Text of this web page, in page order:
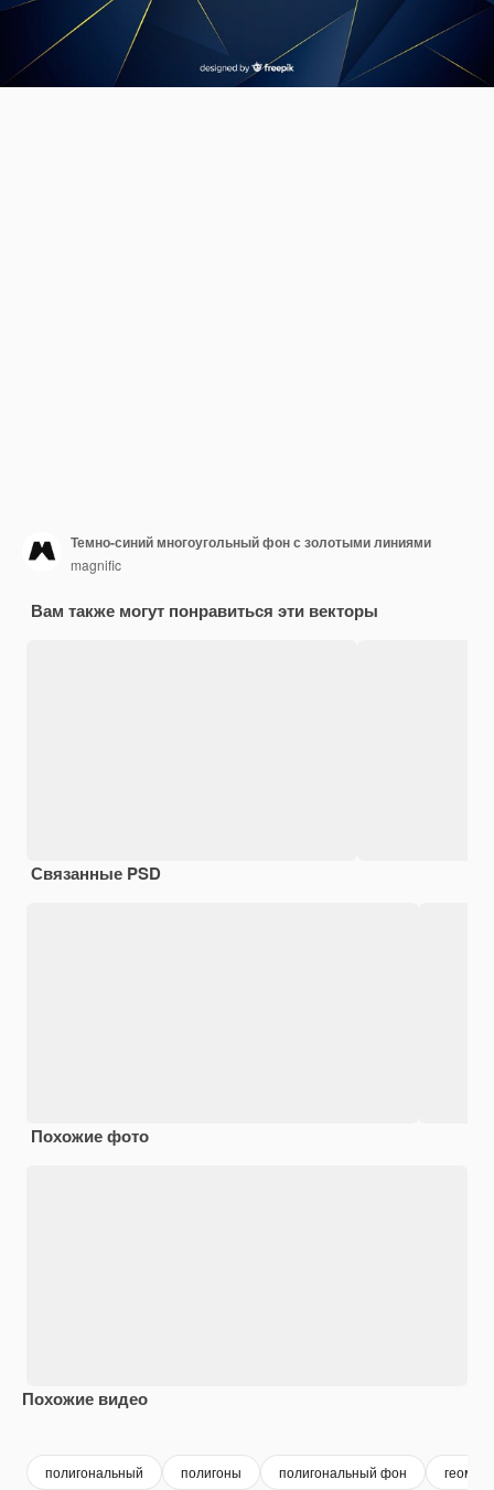
Темно-синий многоугольный фон с золотыми линиями
magnific
Вам также могут понравиться эти векторы
Связанные PSD
Похожие фото
Похожие видео
полигональный полигоны полигональный фон